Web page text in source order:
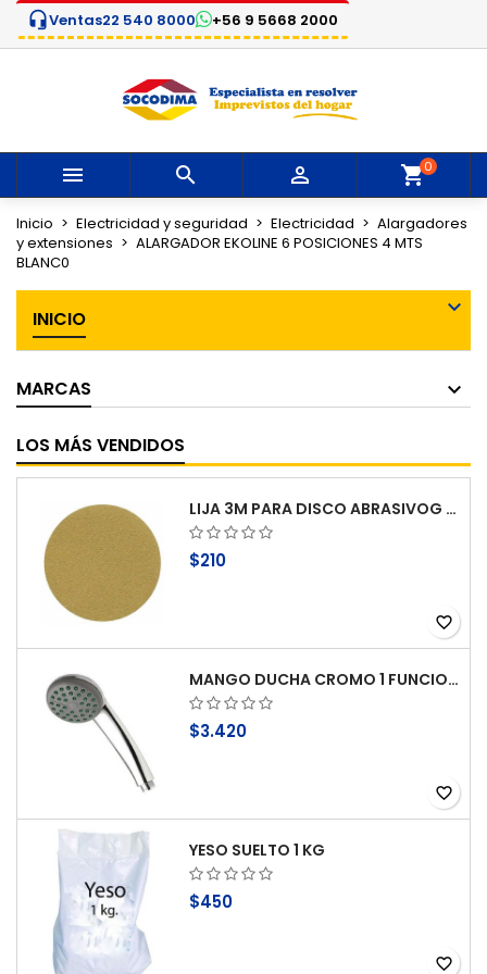
headset_micVentas22 540 8000 +56 9 5668 2000
   0
Inicio Electricidad y seguridad Electricidad
Alargadores
y extensiones
ALARGADOR EKOLINE 6 POSICIONES 4 MTS
BLANC0
INICIO
MARCAS
LOS MÁS VENDIDOS
LIJA 3M PARA DISCO ABRASIVOG 100
$210
favorite_border
MANGO DUCHA CROMO 1 FUNCION ANTICAL STRETTO
$3.420
favorite_border
YESO SUELTO 1 KG
$450
favorite_border
Mi lista de deseos ×
Crear nueva lista
Crear lista de deseos ×
Nombre de la lista de deseos
Iniciar sesión ×
Debe iniciar sesión para guardar productos en su
lista de deseos.
Iniciar sesión